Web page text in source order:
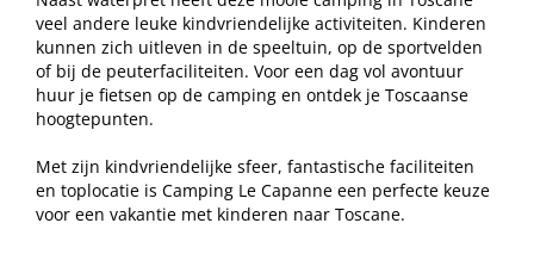
veel andere leuke kindvriendelijke activiteiten. Kinderen
kunnen zich uitleven in de speeltuin, op de sportvelden
of bij de peuterfaciliteiten. Voor een dag vol avontuur
huur je fietsen op de camping en ontdek je Toscaanse
hoogtepunten.
Met zijn kindvriendelijke sfeer, fantastische faciliteiten
en toplocatie is Camping Le Capanne een perfecte keuze
voor een vakantie met kinderen naar Toscane.